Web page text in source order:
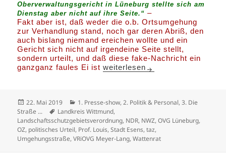
Oberverwaltungsgericht in Lüneburg stellte sich am
Dienstag aber nicht auf ihre Seite.“ –
Fakt aber ist, daß weder die o.b. Ortsumgehung
zur Verhandlung stand, noch gar deren Abriß, den
auch bislang niemand ereichen wollte und ein
Gericht sich nicht auf irgendeine Seite stellt,
sondern urteilt, und daß diese fake-Nachricht ein
ganzganz faules Ei istDas Urteil zur
weiterlesen
Veröffentlicht
am
22. Mai 2019 Kategorien
1. Presse-show,2. Politik & Personal,3. Die
Straße ...
Schlagwörter
Landkreis Wittmund,
Landschaftsschutzgebietsverordnung, NDR, NWZ,OVG Lüneburg,
OZ, politisches Urteil, Prof. Louis,Stadt Esens,taz,
Umgehungsstraße,VRiOVG Meyer-Lang,Wattenrat